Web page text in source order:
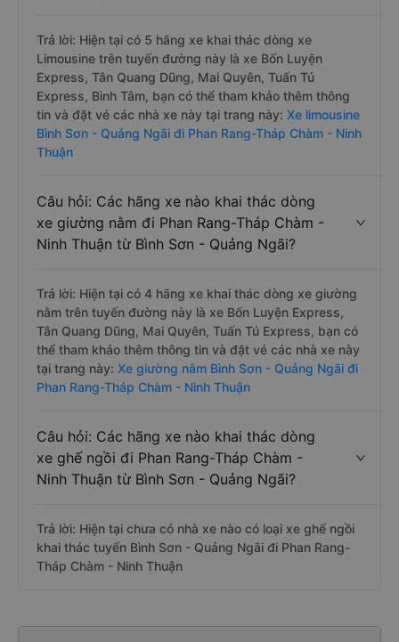
Trả lời: Hiện tại có 5 hãng xe khai thác dòng xe
Limousine trên tuyến đường này là xe Bốn Luyện
Express, Tân Quang Dũng, Mai Quyên, Tuấn Tú
Express, Bình Tâm, bạn có thể tham khảo thêm thông
tin và đặt vé các nhà xe này tại trang này: Xe limousine
Bình Sơn - Quảng Ngãi đi Phan Rang-Tháp Chàm - Ninh
Thuận
Câu hỏi: Các hãng xe nào khai thác dòng
xe giường nằm đi Phan Rang-Tháp Chàm -
Ninh Thuận từ Bình Sơn - Quảng Ngãi?
Trả lời: Hiện tại có 4 hãng xe khai thác dòng xe giường
nằm trên tuyến đường này là xe Bốn Luyện Express,
Tân Quang Dũng, Mai Quyên, Tuấn Tú Express, bạn có
thể tham khảo thêm thông tin và đặt vé các nhà xe này
tại trang này: Xe giường nằm Bình Sơn - Quảng Ngãi đi
Phan Rang-Tháp Chàm - Ninh Thuận
Câu hỏi: Các hãng xe nào khai thác dòng
xe ghế ngồi đi Phan Rang-Tháp Chàm -
Ninh Thuận từ Bình Sơn - Quảng Ngãi?
Trả lời: Hiện tại chưa có nhà xe nào có loại xe ghế ngồi
khai thác tuyến Bình Sơn - Quảng Ngãi đi Phan Rang-
Tháp Chàm - Ninh Thuận